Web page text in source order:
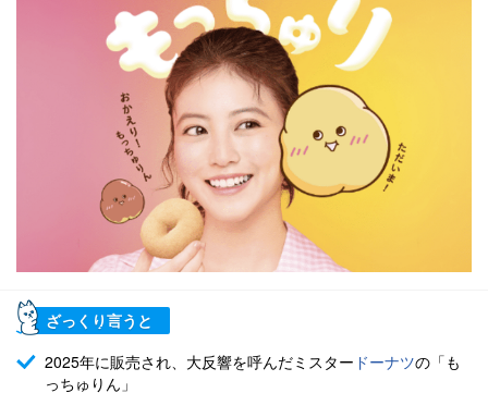
ざっくり言うと
2025年に販売され、大反響を呼んだミスター ドーナツの「も
っちゅりん」